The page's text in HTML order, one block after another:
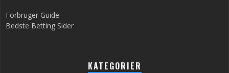
Forbruger Guide
Bedste Betting Sider
KATEGORIER